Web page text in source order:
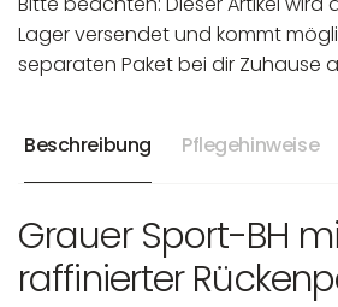
Lager versendet und kommt
separaten Paket bei dir Zuhause
Beschreibung Pflegehinweise
Grauer Sport-BH
raffinierter